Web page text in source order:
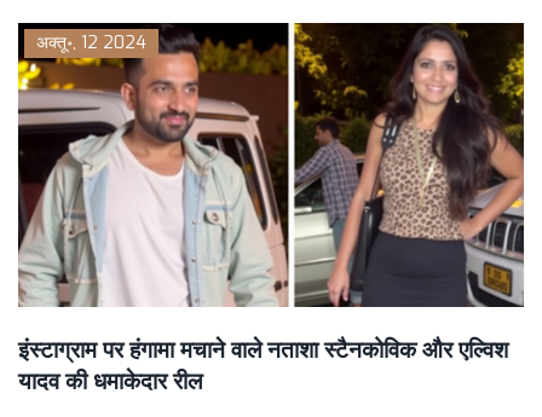
अक्तू॰, 12 2024
इंस्टाग्राम पर हंगामा मचाने वाले नताशा स्टैनकोविक और एल्विश
यादव की धमाकेदार रील